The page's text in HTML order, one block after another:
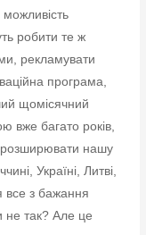
робити те ж
рекламувати
програма,
щомісячний
вже багато років,
розширювати нашу
Україні, Литві,
все з бажання
не так? Але це